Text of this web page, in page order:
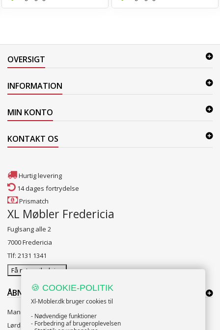
OVERSIGT
INFORMATION
MIN KONTO
KONTAKT OS
Hurtig levering
14 dages fortrydelse
Prismatch
XL Møbler Fredericia
Fuglsang alle 2
7000 Fredericia
Tlf: 2131 1341
Få rutevejledning
ÅBNINGSTIDER:
Mandag til Fredag 10:00 til 18:00
Lørdag og Søndag 10:00 til 16:00
🍪 COOKIE-POLITIK
Xl-Mobler.dk bruger cookies til
- Nødvendige funktioner
- Forbedring af brugeroplevelsen